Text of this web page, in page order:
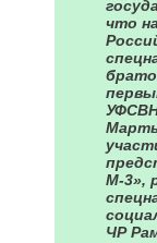
что
М-3»,
ЧР